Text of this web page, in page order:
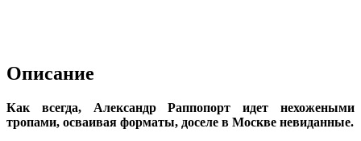
Описание
Как всегда, Александр Раппопорт идет нехожеными
тропами, осваивая форматы, доселе в Москве невиданные.